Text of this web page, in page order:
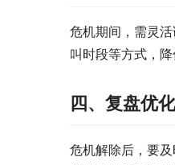
危机期间，需灵
叫时段等方式，
四、复盘优
危机解除后，要